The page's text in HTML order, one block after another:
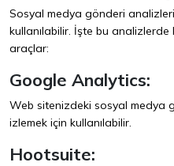
Sosyal medya gönderi
kullanılabilir. İşte bu analizlerde
araçlar:
Google Analytics:
Web sitenizdeki sosyal medya
izlemek için kullanılabilir.
Hootsuite: